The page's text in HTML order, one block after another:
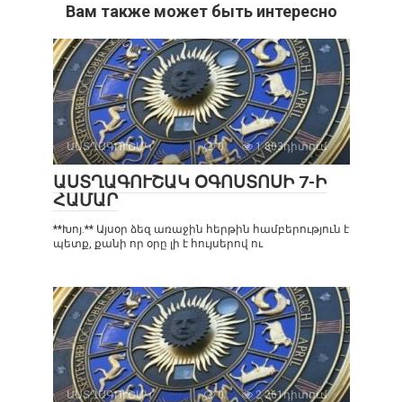
Вам также может быть интересно
ԱՍՏՂԱԳՈՒՇԱԿ 0 1 803դիտում
ԱՍՏՂԱԳՈՒՇԱԿ ՕԳՈՍՏՈՍԻ 7-Ի
ՀԱՄԱՐ
**Խոյ.** Այսօր ձեզ առաջին հերթին համբերություն է
պետք, քանի որ օրը լի է հույսերով ու
ԱՍՏՂԱԳՈՒՇԱԿ 0 2 261դիտում